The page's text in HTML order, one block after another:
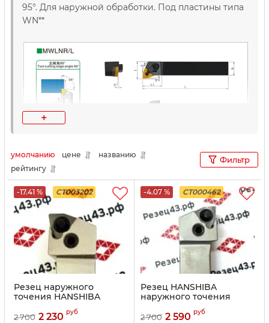
95°. Для наружной обработки. Под пластины типа
WN**
+
умолчанию цене
названию
рейтингу
Фильтр
-17.41 % CT003202
Резец наружного
точения HANSHIBA
PWLNR1616H06
2 700 2 230 руб
-4.07 % CT000462
Резец HANSHIBA
наружного точения
PWLNL1616H06
2 700 2 590 руб